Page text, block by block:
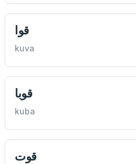
قوا
kuva
قوبا
kuba
قوت